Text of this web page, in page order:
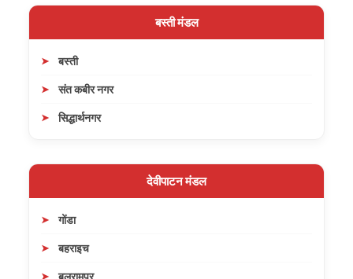
बस्ती मंडल
बस्ती
संत कबीर नगर
सिद्धार्थनगर
देवीपाटन मंडल
गोंडा
बहराइच
बलरामपुर